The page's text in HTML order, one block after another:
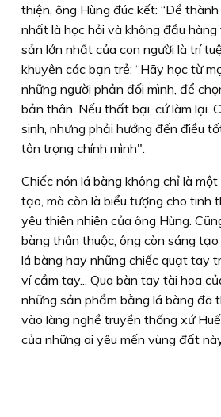
thiện, ông Hùng đúc kết: “Ðể
nhất là học hỏi và không đầu
sản lớn nhất của con người là trí
khuyên các bạn trẻ: “Hãy học từ
những người phản đối mình, để
bản thân. Nếu thất bại, cứ làm lại.
sinh, nhưng phải hướng đến điều
tôn trọng chính mình".
Chiếc nón lá bàng không chỉ là
tạo, mà còn là biểu tượng cho tinh
yêu thiên nhiên của ông Hùng.
bàng thân thuộc, ông còn sáng
lá bàng hay những chiếc quạt tay
ví cầm tay... Qua bàn tay tài hoa
những sản phẩm bằng lá bàng đã
vào làng nghề truyền thống xứ
của những ai yêu mến vùng đất